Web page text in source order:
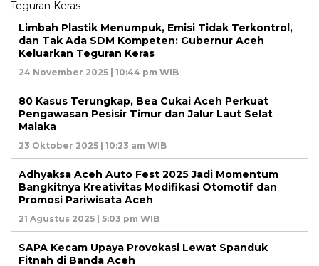
Limbah Plastik Menumpuk, Emisi Tidak Terkontrol,
dan Tak Ada SDM Kompeten: Gubernur Aceh
Keluarkan Teguran Keras
24 November 2025 | 10:44 pm WIB
80 Kasus Terungkap, Bea Cukai Aceh Perkuat
Pengawasan Pesisir Timur dan Jalur Laut Selat
Malaka
23 Oktober 2025 | 10:23 am WIB
Adhyaksa Aceh Auto Fest 2025 Jadi Momentum
Bangkitnya Kreativitas Modifikasi Otomotif dan
Promosi Pariwisata Aceh
21 Agustus 2025 | 5:03 pm WIB
SAPA Kecam Upaya Provokasi Lewat Spanduk
Fitnah di Banda Aceh